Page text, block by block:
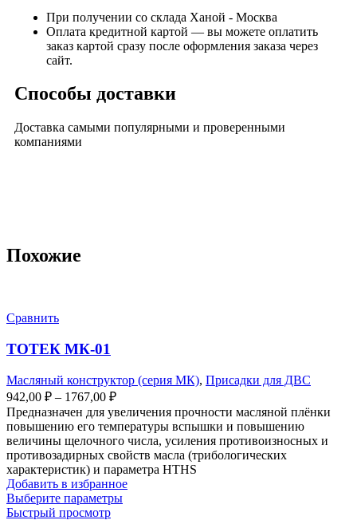
При получении со склада Ханой - Москва
Оплата кредитной картой — вы можете оплатить
заказ картой сразу после оформления заказа через
сайт.
Способы доставки
Доставка самыми популярными и проверенными
компаниями
Похожие
Сравнить
ТОТЕК МК-01
Масляный конструктор (серия МК), Присадки для ДВС
942,00 ₽ – 1767,00 ₽
Предназначен для увеличения прочности масляной плёнки
повышению его температуры вспышки и повышению
величины щелочного числа, усиления противоизносных и
противозадирных свойств масла (трибологических
характеристик) и параметра HTHS
Добавить в избранное
Выберите параметры
Быстрый просмотр